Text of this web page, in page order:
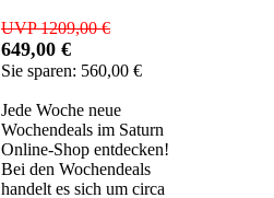
UVP 1209,00 €
649,00 €
Sie sparen: 560,00 €
Jede Woche neue
Wochendeals im Saturn
Online-Shop entdecken!
Bei den Wochendeals
handelt es sich um circa